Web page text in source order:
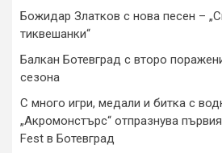
Божидар Златков с нова песен –
тиквешанки“
Балкан Ботевград с второ
сезона
С много игри, медали и битка с
„Акромонстърс“ отпразнува
Fest в Ботевград